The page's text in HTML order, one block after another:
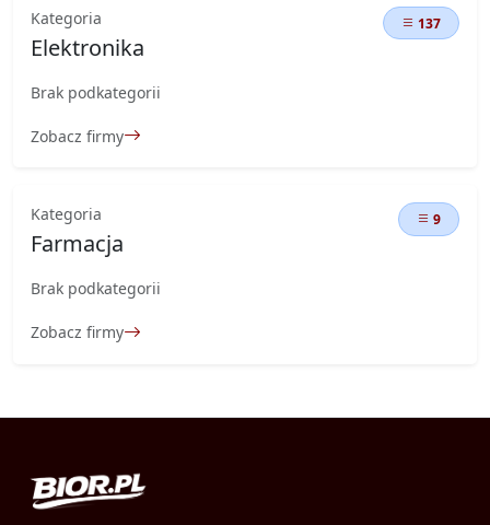
Kategoria
Elektronika
137
Brak podkategorii
Zobacz firmy
Kategoria
Farmacja
9
Brak podkategorii
Zobacz firmy